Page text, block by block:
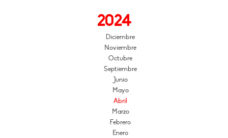
2024
Diciembre
Noviembre
Octubre
Septiembre
Junio
Mayo
Abril
Marzo
Febrero
Enero